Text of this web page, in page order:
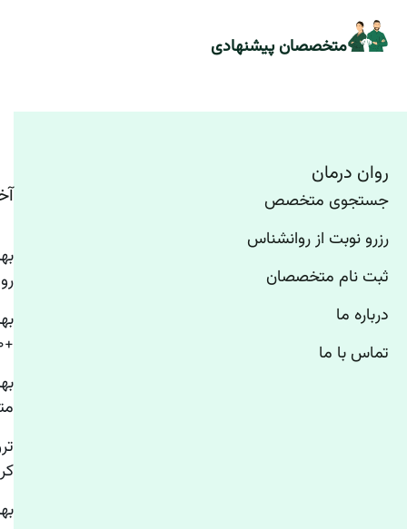
متخصصان پیشنهادی
روان درمان
جستجوی متخصص
رزرو نوبت از روانشناس
ثبت نام متخصصان
درباره ما
تماس با ما
+۱۰ روانشناس استرس تهران